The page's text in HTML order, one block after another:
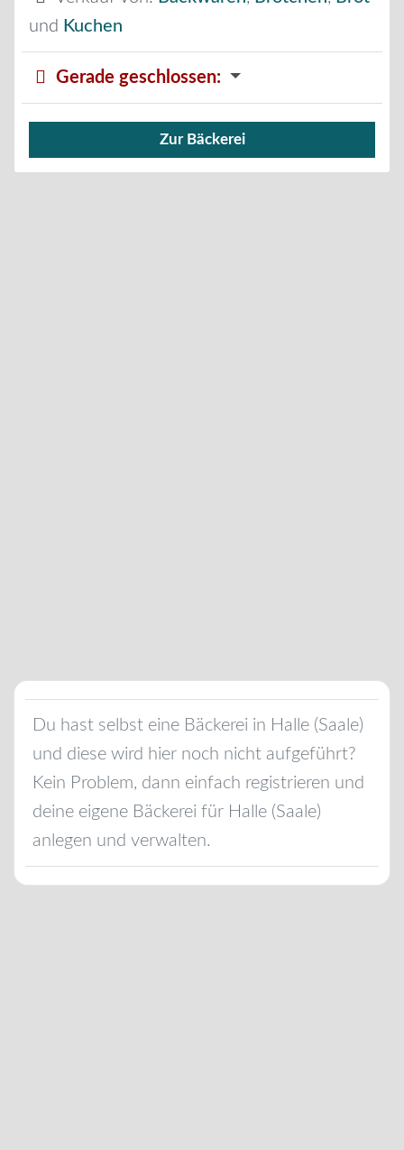
und Kuchen
Gerade geschlossen:
Verkauf von Brötchen,
Zur Bäckerei
Du hast selbst eine Bäckerei in Halle (Saale)
und diese wird hier noch nicht aufgeführt?
Kein Problem, dann einfach registrieren und
deine eigene Bäckerei für Halle (Saale)
anlegen und verwalten.